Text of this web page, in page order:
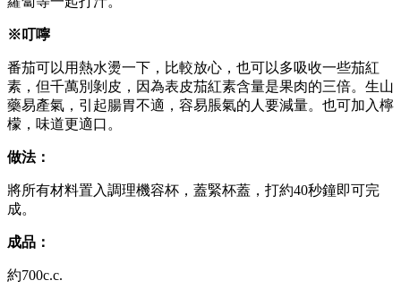
※叮嚀
番茄可以用熱水燙一下，比較放心，也可以多吸收一些茄紅
素，但千萬別剝皮，因為表皮茄紅素含量是果肉的三倍。生山
藥易產氣，引起腸胃不適，容易脹氣的人要減量。也可加入檸
檬，味道更適口。
做法：
將所有材料置入調理機容杯，蓋緊杯蓋，打約40秒鐘即可完
成。
成品 ：
約700c.c.